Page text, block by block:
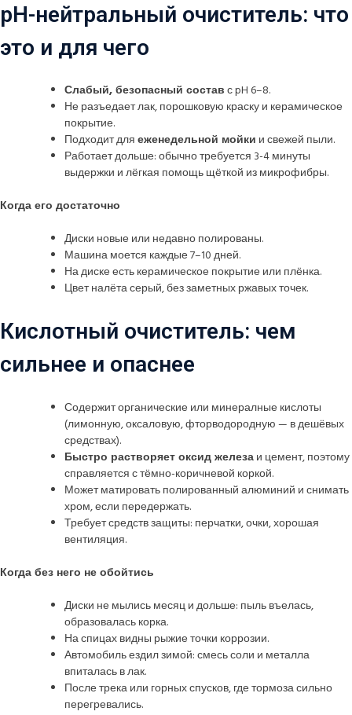
pH-нейтральный очиститель: что
это и для чего
Слабый, безопасный составс pH 6–8.
Не разъедает лак, порошковую краску и керамическое
покрытие.
Подходит дляеженедельной мойки и свежей пыли.
Работает дольше: обычно требуется 3-4 минуты
выдержки и лёгкая помощь щёткой из микрофибры.
Когда его достаточно
Диски новые или недавно полированы.
Машина моется каждые 7–10 дней.
На диске есть керамическое покрытие или плёнка.
Цвет налёта серый, без заметных ржавых точек.
Кислотный очиститель: чем
сильнее и опаснее
Содержит органические или минерал­ные кислоты
(лимонную, оксаловую, фтор­водородную — в дешёвых
средствах).
Быстро растворяет оксид железаи цемент, поэтому
справляется с тёмно-коричневой коркой.
Может матировать полированный алюминий и снимать
хром, если передержать.
Требует средств защиты: перчатки, очки, хорошая
вентиляция.
Когда без него не обойтись
Диски не мылись месяц и дольше: пыль въелась,
образовалась корка.
На спицах видны рыжие точки коррозии.
Автомобиль ездил зимой: смесь соли и металла
впиталась в лак.
После трека или горных спусков, где тормоза сильно
перегревались.